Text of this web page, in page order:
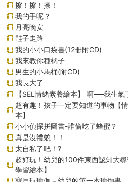
擦！擦！擦！
我的手呢？
月亮晚安
鞋子走路
我的小小口袋書(12冊附CD)
我來教你種橘子
男生的小馬桶(附CD)
我長大了
【SEL情緒素養繪本】 啊──我生氣
超有趣！孩子一定要知道的事物【
本】
小小偵探拼圖書-誰偷吃了蜂蜜？
真是沒禮貌！！
太自私了吧！?
超好玩！幼兒的100件東西認知大
學習繪本】